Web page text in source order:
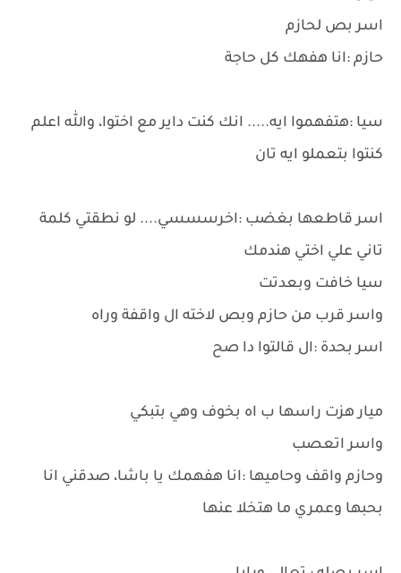
اسر بص لحازم
حازم :انا هفهك كل حاجة
سيا :هتفهموا ايه..... انك كنت داير مع اختوا، والله اعلم
كنتوا بتعملو ايه تان
اسر قاطعها بغضب :اخرسسسي.... لو نطقتي كلمة
تاني علي اختي هندمك
سيا خافت وبعدتت
واسر قرب من حازم وبص لاخته ال واقفة وراه
اسر بحدة :ال قالتوا دا صح
ميار هزت راسها ب اه بخوف وهي بتبكي
واسر اتعصب
وحازم واقف وحاميها :انا هفهمك يا باشا، صدقني انا
بحبها وعمري ما هتخلا عنها